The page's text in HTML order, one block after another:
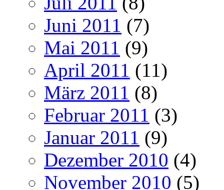
Juni 2011 (7)
Mai 2011 (9)
April 2011 (11)
März 2011 (8)
Februar 2011 (3)
Januar 2011 (9)
Dezember 2010 (4)
November 2010 (5)